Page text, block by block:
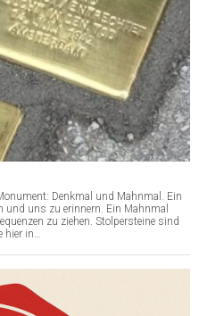
Denkmal und Mahnmal. Ein
uns zu erinnern. Ein Mahnmal
zu ziehen. Stolpersteine sind
hier in…